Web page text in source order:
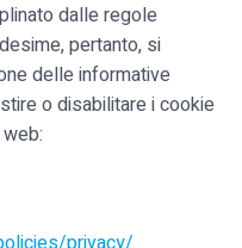
dalle regole
pertanto, si
delle informative
o disabilitare i cookie